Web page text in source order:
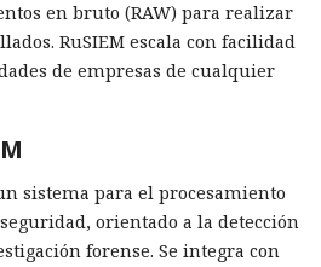
en bruto (RAW) para realizar
RuSIEM escala con facilidad
de empresas de cualquier
sistema para el procesamiento
orientado a la detección
forense. Se integra con